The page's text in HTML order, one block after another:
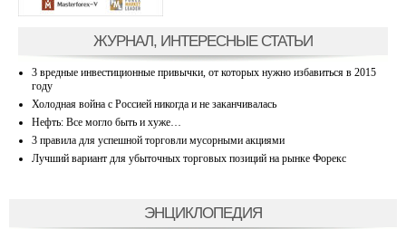
ЖУРНАЛ, ИНТЕРЕСНЫЕ СТАТЬИ
3 вредные инвестиционные привычки, от которых нужно избавиться в 2015
году
Холодная война с Россией никогда и не заканчивалась
Нефть: Все могло быть и хуже…
3 правила для успешной торговли мусорными акциями
Лучший вариант для убыточных торговых позиций на рынке Форекс
ЭНЦИКЛОПЕДИЯ